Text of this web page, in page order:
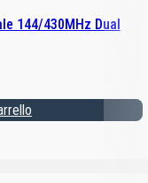
144/430MHz Dual